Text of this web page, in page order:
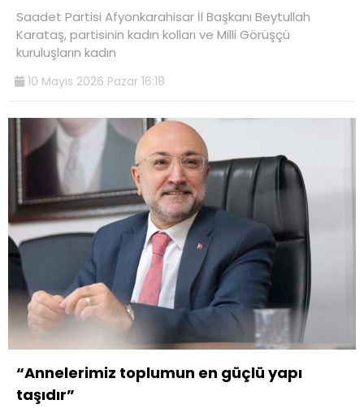
Saadet Partisi Afyonkarahisar İl Başkanı Beytullah
Karataş, partisinin kadın kolları ve Milli Görüşçü
kuruluşların kadın
10 Mayıs 2026 Pazar 16:18
“Annelerimiz toplumun en güçlü yapı
taşıdır”